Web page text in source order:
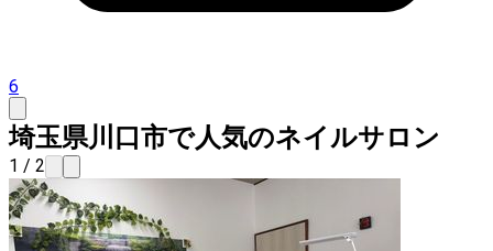
6
埼玉県川口市で人気のネイルサロン
1 / 2